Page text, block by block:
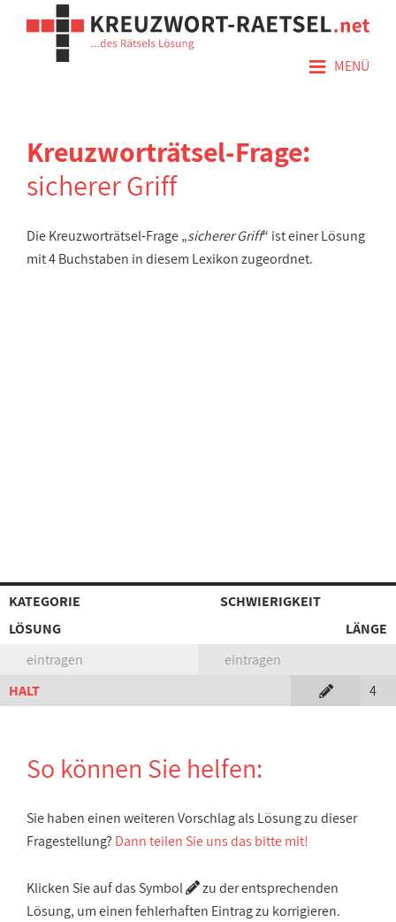
≡ MENÜ
Kreuzworträtsel-Frage:
sicherer Griff
Die Kreuzworträtsel-Frage „sicherer Griff“ ist einer Lösung
mit 4 Buchstaben in diesem Lexikon zugeordnet.
KATEGORIE
SCHWIERIGKEIT
LÖSUNG
LÄNGE
eintragen
eintragen
HALT
4
So können Sie helfen:
Sie haben einen weiteren Vorschlag als Lösung zu dieser
Fragestellung? Dann teilen Sie uns das bitte mit!
Klicken Sie auf das Symbol
zu der entsprechenden
Lösung, um einen fehlerhaften Eintrag zu korrigieren.